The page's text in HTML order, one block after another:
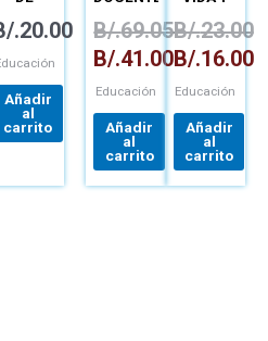
.20.00
Añadir
al
carrito
TECNOLOGÍA
FÍSICO +
CURSO
B/.69.05
B/.41.00
Educación
Añadir
al
carrito
B/.23.00
B/.16.00
Educación
Añadir
al
carrito